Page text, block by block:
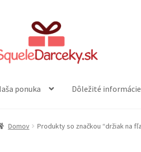
ponuka Dôležité informácie
Domov Produkty so značkou “držiak na